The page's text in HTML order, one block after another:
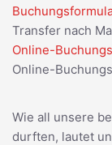
Transfer nach
Online-
Online-
Wie all unsere
durften, lautet